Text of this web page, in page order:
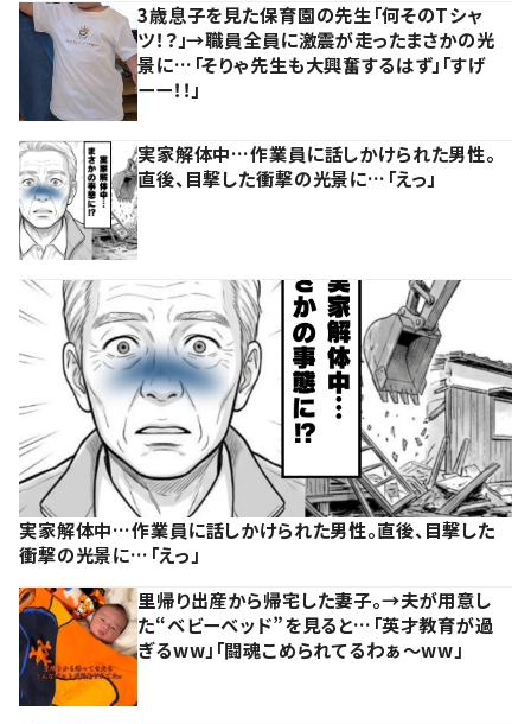
3歳息子を見た保育園の先生「何そのTシャ
ツ！？」→職員全員に激震が走ったまさかの光
景に…「そりゃ先生も大興奮するはず」「すげ
ーー！！」
実家解体中…作業員に話しかけられた男性。
直後、目撃した衝撃の光景に…「えっ」
実家解体中…作業員に話しかけられた男性。直後、目撃した
衝撃の光景に…「えっ」
里帰り出産から帰宅した妻子。→夫が用意し
た“ベビーベッド”を見ると…「英才教育が過
ぎるww」「闘魂こめられてるわぁ～ww」